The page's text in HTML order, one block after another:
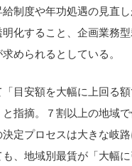
制度や年功処遇の見直
化すること、企画業務
められるとしている。
目安額を大幅に上回る
指摘。７割以上の地域
定プロセスは大きな岐
、地域別最賃が「大幅